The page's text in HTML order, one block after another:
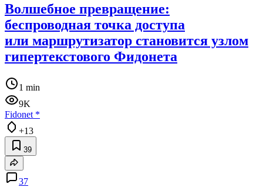
Волшебное превращение:
беспроводная точка доступа
или маршрутизатор становится узлом
гипертекстового Фидонета
1 min
9K
Fidonet *
+13
39
37